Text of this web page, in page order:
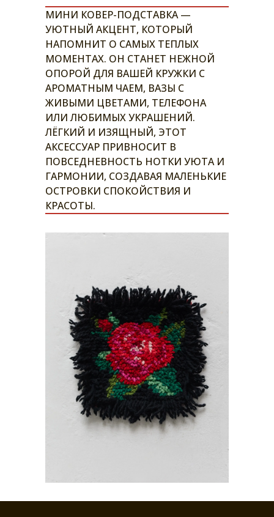
МИНИ КОВЕР-ПОДСТАВКА —
УЮТНЫЙ АКЦЕНТ, КОТОРЫЙ
НАПОМНИТ О САМЫХ ТЕПЛЫХ
МОМЕНТАХ. ОН СТАНЕТ НЕЖНОЙ
ОПОРОЙ ДЛЯ ВАШЕЙ КРУЖКИ С
АРОМАТНЫМ ЧАЕМ, ВАЗЫ С
ЖИВЫМИ ЦВЕТАМИ, ТЕЛЕФОНА
ИЛИ ЛЮБИМЫХ УКРАШЕНИЙ.
ЛЁГКИЙ И ИЗЯЩНЫЙ, ЭТОТ
АКСЕССУАР ПРИВНОСИТ В
ПОВСЕДНЕВНОСТЬ НОТКИ УЮТА И
ГАРМОНИИ, СОЗДАВАЯ МАЛЕНЬКИЕ
ОСТРОВКИ СПОКОЙСТВИЯ И
КРАСОТЫ.